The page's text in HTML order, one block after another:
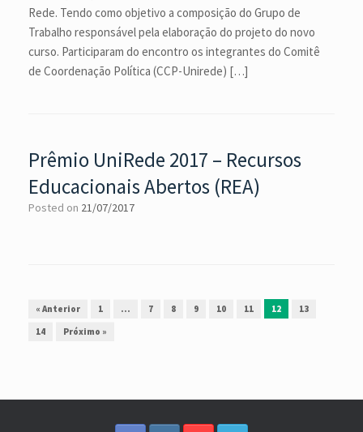
Rede. Tendo como objetivo a composição do Grupo de
Trabalho responsável pela elaboração do projeto do novo
curso. Participaram do encontro os integrantes do Comitê
de Coordenação Política (CCP-Unirede) […]
Prêmio UniRede 2017 – Recursos
Educacionais Abertos (REA)
Posted on 21/07/2017
Post navigation
« Anterior 1 … 7 8 9 10 11 12
13
14
Próximo »